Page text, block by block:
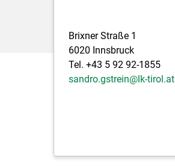
Brixner Straße 1
6020 Innsbruck
Tel. +43 5 92 92-1855
sandro.gstrein@lk-tirol.at